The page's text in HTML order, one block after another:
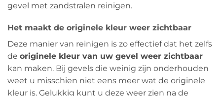
gevel met zandstralen reinigen.
Het maakt de originele kleur weer zichtbaar
Deze manier van reinigen is zo effectief dat het zelfs
de originele kleur van uw gevel weer zichtbaar
kan maken. Bij gevels die weinig zijn onderhouden
weet u misschien niet eens meer wat de originele
kleur is. Gelukkig kunt u deze weer zien na de